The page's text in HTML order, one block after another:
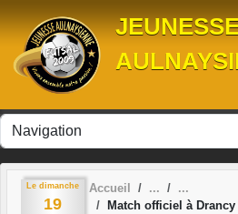
Le dimanche
19
Accueil
Match officiel à